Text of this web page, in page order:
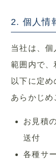
2. 個人情
当社は、
範囲内で、
以下に定
あらかじめ
お見積
送付
各種サ